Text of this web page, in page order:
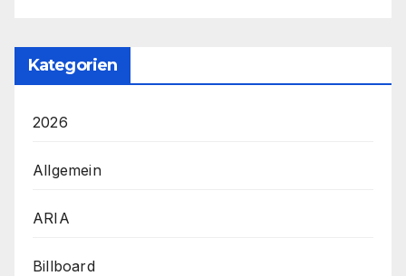
Kategorien
2026
Allgemein
ARIA
Billboard